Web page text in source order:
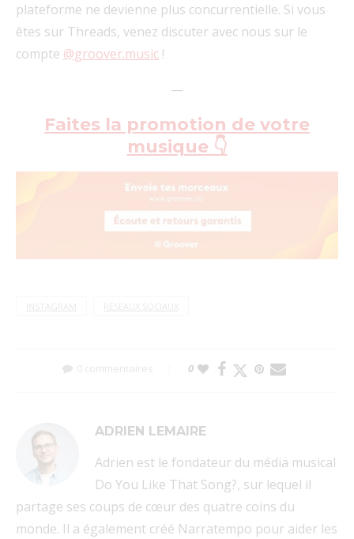
plateforme ne devienne plus concurrentielle. Si vous
êtes sur Threads, venez discuter avec nous sur le
compte @groover.music !
—
Faites la promotion de votre
musique 👇
INSTAGRAM RÉSEAUX SOCIAUX
0 commentaires 0
ADRIEN LEMAIRE
Adrien est le fondateur du média musical
Do You Like That Song?, sur lequel il
partage ses coups de cœur des quatre coins du
monde. Il a également créé Narratempo pour aider les